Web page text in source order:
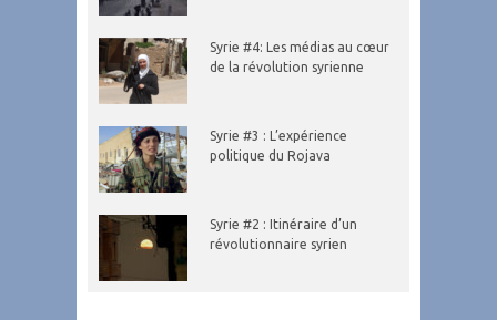
Syrie #4: Les médias au cœur
de la révolution syrienne
Syrie #3 : L’expérience
politique du Rojava
Syrie #2 : Itinéraire d’un
révolutionnaire syrien